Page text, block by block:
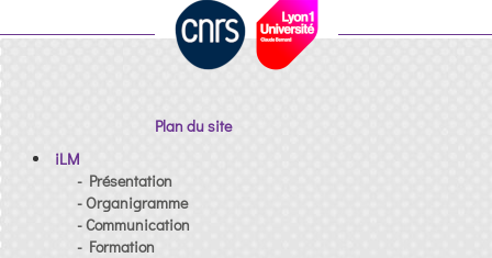
Plan du site
iLM
- Présentation
- Organigramme
- Communication
- Formation